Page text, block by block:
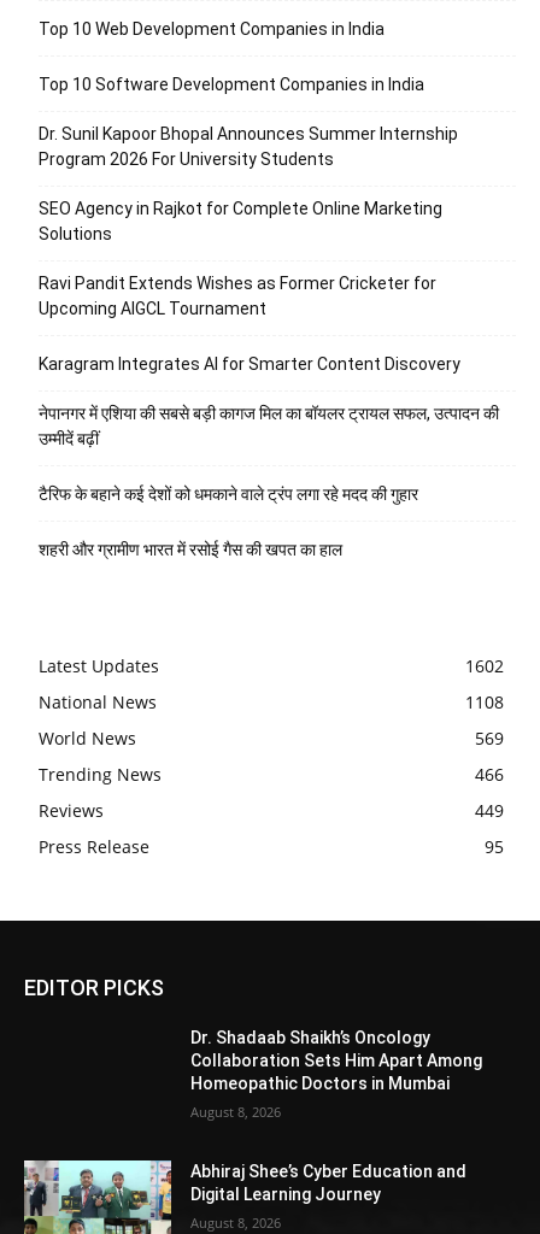
Top 10 Web Development Companies in India
Top 10 Software Development Companies in India
Dr. Sunil Kapoor Bhopal Announces Summer Internship
Program 2026 For University Students
SEO Agency in Rajkot for Complete Online Marketing
Solutions
Ravi Pandit Extends Wishes as Former Cricketer for
Upcoming AIGCL Tournament
Karagram Integrates AI for Smarter Content Discovery
नेपानगर में एशिया की सबसे बड़ी कागज मिल का बॉयलर ट्रायल सफल, उत्पादन की
उम्मीदें बढ़ीं
टैरिफ के बहाने कई देशों को धमकाने वाले ट्रंप लगा रहे मदद की गुहार
शहरी और ग्रामीण भारत में रसोई गैस की खपत का हाल
Latest Updates
1602
National News
1108
World News
569
Trending News
466
Reviews
449
Press Release
95
EDITOR PICKS
Dr. Shadaab Shaikh’s Oncology
Collaboration Sets Him Apart Among
Homeopathic Doctors in Mumbai
August 8, 2026
Abhiraj Shee’s Cyber Education and
Digital Learning Journey
August 8, 2026